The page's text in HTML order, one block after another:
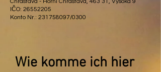
Chrastava - Horní Chrastava, 463 31, Vysoká 9
IČO: 26552205
Konto Nr.: 231758097/0300
Wie komme ich hier